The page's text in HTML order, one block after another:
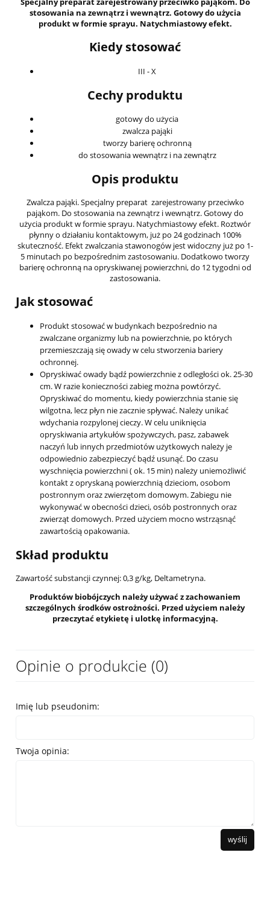
stosowania na zewnątrz i wewnątrz. Gotowy do użycia
produkt w formie sprayu. Natychmiastowy efekt.
Kiedy stosować
III - X
Cechy produktu
gotowy do użycia
zwalcza pająki
tworzy barierę ochronną
do stosowania wewnątrz i na zewnątrz
Opis produktu
Zwalcza pająki. Specjalny preparat zarejestrowany przeciwko
pająkom. Do stosowania na zewnątrz i wewnątrz. Gotowy do
użycia produkt w formie sprayu. Natychmiastowy efekt. Roztwór
płynny o działaniu kontaktowym, już po 24 godzinach 100%
skuteczność. Efekt zwalczania stawonogów jest widoczny już po 1-
5 minutach po bezpośrednim zastosowaniu. Dodatkowo tworzy
barierę ochronną na opryskiwanej powierzchni, do 12 tygodni od
zastosowania.
Jak stosować
Produkt stosować w budynkach bezpośrednio na
zwalczane organizmy lub na powierzchnie, po których
przemieszczają się owady w celu stworzenia bariery
ochronnej.
Opryskiwać owady bądź powierzchnie z odległości ok. 25-30
cm. W razie konieczności zabieg można powtórzyć.
Opryskiwać do momentu, kiedy powierzchnia stanie się
wilgotna, lecz płyn nie zacznie spływać. Należy unikać
wdychania rozpylonej cieczy. W celu uniknięcia
opryskiwania artykułów spożywczych, pasz, zabawek
naczyń lub innych przedmiotów użytkowych należy je
odpowiednio zabezpieczyć bądź usunąć. Do czasu
wyschnięcia powierzchni ( ok. 15 min) należy uniemożliwić
kontakt z opryskaną powierzchnią dzieciom, osobom
postronnym oraz zwierzętom domowym. Zabiegu nie
wykonywać w obecności dzieci, osób postronnych oraz
zwierząt domowych. Przed użyciem mocno wstrząsnąć
zawartością opakowania.
Skład produktu
Zawartość substancji czynnej: 0,3 g/kg, Deltametryna.
Produktów biobójczych należy używać z zachowaniem
szczególnych środków ostrożności. Przed użyciem należy
przeczytać etykietę i ulotkę informacyjną.
Opinie o produkcie (0)
Imię lub pseudonim:
Twoja opinia:
wyślij